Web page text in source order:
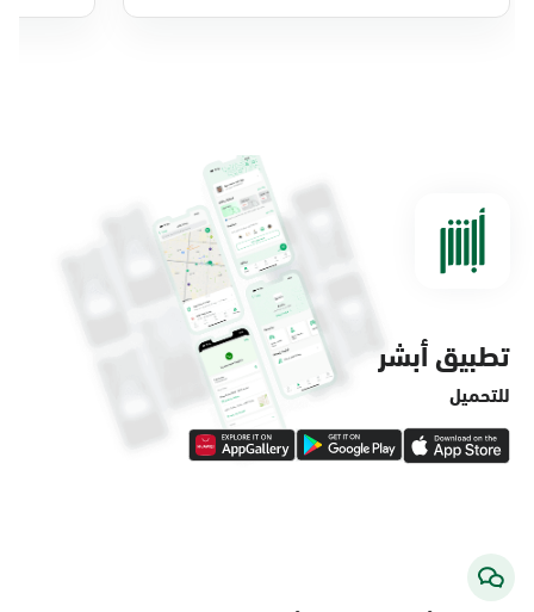
الدمام, الدمام - بنده ضاحية الملك فهد
الدمام, الدمام - مستشفى الملك فهد
الدمام, الدمام - لولو ماركت حي الفاخرية
الأحد - الخميس (08:00-14:30)
تطبيق أبشر
للتحميل